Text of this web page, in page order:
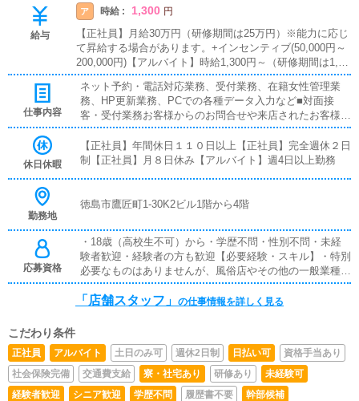
給与
ア 時給 : 1,300 円
【正社員】月給30万円（研修期間は25万円）※能力に応じ
て昇給する場合があります。+インセンティブ(50,000円～
200,000円)【アルバイト】時給1,300円～（研修期間は1,00
0円）週4日以上1日8時間勤務可能な方■インセンティブあ
り■賞与あり■昇給あり■残業代支給■試用期間あり■日払い
可■週払い可
仕事内容
ネット予約・電話対応業務、受付業務、在籍女性管理業
務、HP更新業務、PCでの各種データ入力など■対面接
客・受付業務お客様からのお問合せや来店されたお客様の
案内を行っていただきます。予約の確認や、会計作業、注
意事項の喚起などをお願いします。簡単なマニュアルや、
先輩スタッフに付いて業務内容を見ながら徐々に覚えてい
ていただきます。【新規のお客様の増加】【お客様のリピ
上UPに繋がる施策の提案を行っていただきます。■キャス
ト管理お店で働いていただいているキャストの方が稼げる
ようにインターネットを使ったPR（写メ日記）などの使
い方などのアドバイスを行っていただきます。■PC更新業
業を行っていただきます。キャストの出勤情報やイベン
題ありません。PCが苦手な人でも簡単にできます。■清
掃・備品管理お客様やキャストの方に快適にお過ごしいた
だくため、店内の清掃や備品の管理・補充を行っていただ
きます。
休日休暇
【正社員】年間休日１１０日以上【正社員】完全週休２日
制【正社員】月８日休み【アルバイト】週4日以上勤務
勤務地
徳島市鷹匠町1-30K2ビル1階から4階
応募資格
・18歳（高校生不可）から・学歴不問・性別不問・未経
験者歓迎・経験者の方も歓迎【必要経験・スキル】・特別
必要なものはありませんが、風俗店やその他の一般業種で
の接客経験がある方は特に大歓迎です。・また、ヘブンネ
ットなどの風俗ポータルサイトの更新をしたことがある方
「店舗スタッフ」 の仕事情報を詳しく見る
こだわり条件
正社員 アルバイト 土日のみ可 週休2日制 日払い可
資格手当あり
社会保険完備
交通費支給 寮・社宅あり 研修あり
未経験可
経験者歓迎
シニア歓迎 学歴不問 履歴書不要
幹部候補